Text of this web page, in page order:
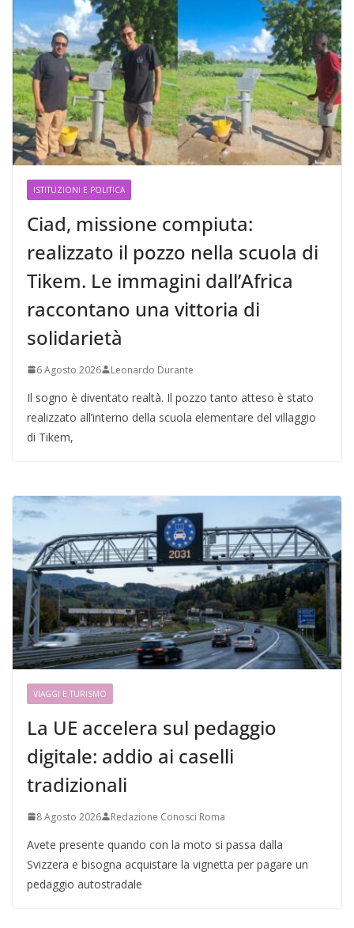
ISTITUZIONI E POLITICA
Ciad, missione compiuta:
realizzato il pozzo nella scuola di
Tikem. Le immagini dall’Africa
raccontano una vittoria di
solidarietà
6 Agosto 2026 Leonardo Durante
Il sogno è diventato realtà. Il pozzo tanto atteso è stato
realizzato all’interno della scuola elementare del villaggio
di Tikem,
VIAGGI E TURISMO
La UE accelera sul pedaggio
digitale: addio ai caselli
tradizionali
8 Agosto 2026 Redazione Conosci Roma
Avete presente quando con la moto si passa dalla
Svizzera e bisogna acquistare la vignetta per pagare un
pedaggio autostradale